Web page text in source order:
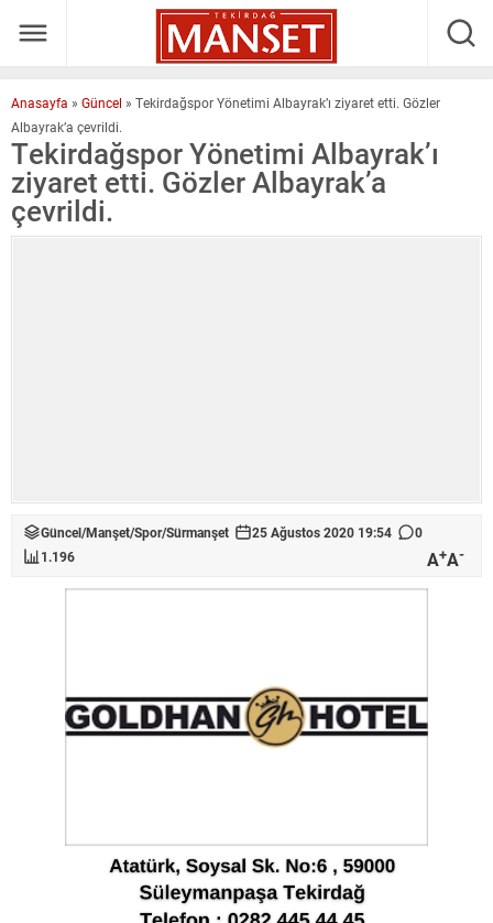
Anasayfa » Güncel » Tekirdağspor Yönetimi Albayrak’ı ziyaret etti. Gözler
Albayrak’a çevrildi.
Tekirdağspor Yönetimi Albayrak’ı
ziyaret etti. Gözler Albayrak’a
çevrildi.
Güncel/Manşet/Spor/Sürmanşet 25 Ağustos 2020 19:54
0
1.196
A+A-